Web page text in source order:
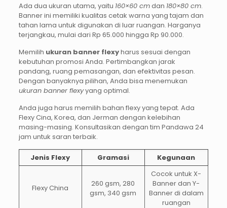
Ada dua ukuran utama, yaitu 160×60 cmdan 180×80 cm.
Banner ini memiliki kualitas cetak warna yang tajam dan
tahan lama untuk digunakan di luar ruangan. Harganya
terjangkau, mulai dari Rp 65.000 hingga Rp 90.000.
Memilih ukuran banner flexyharus sesuai dengan
kebutuhan promosi Anda. Pertimbangkan jarak
pandang, ruang pemasangan, dan efektivitas pesan.
Dengan banyaknya pilihan, Anda bisa menemukan
ukuran banner flexyyang optimal.
Anda juga harus memilih bahan flexy yang tepat. Ada
Flexy Cina, Korea, dan Jerman dengan kelebihan
masing-masing. Konsultasikan dengan tim Pandawa 24
jam untuk saran terbaik.
Jenis Flexy Gramasi Kegunaan
Flexy China
260 gsm, 280
gsm, 340 gsm
Cocok untuk X-
Banner dan Y-
Banner di dalam
ruangan